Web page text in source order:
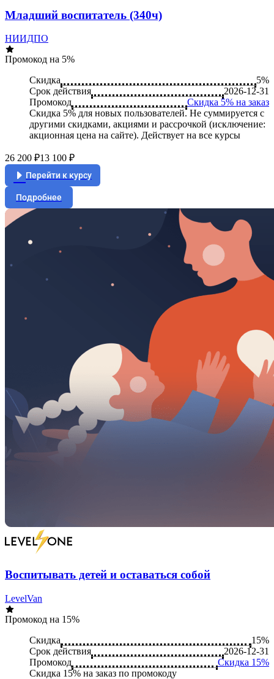
Младший воспитатель (340ч)
НИИДПО
Промокод на 5%
Скидка
5%
Срок действия
2026-12-31
Промокод
Скидка 5% на заказ
Скидка 5% для новых пользователей. Не суммируется c
другими скидками, акциями и рассрочкой (исключение:
акционная цена на сайте). Действует на все курсы
26 200 ₽13 100 ₽
Перейти к курсу
Подробнее
Воспитывать детей и оставаться собой
LevelVan
Промокод на 15%
Скидка
15%
Срок действия
2026-12-31
Промокод
Скидка 15%
Скидка 15% на заказ по промокоду